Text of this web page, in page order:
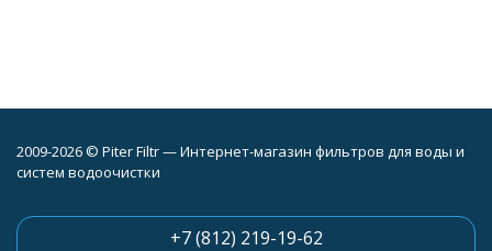
2009-2026 © Piter Filtr — Интернет-магазин фильтров для воды и
систем водоочистки
+7 (812) 219-19-62